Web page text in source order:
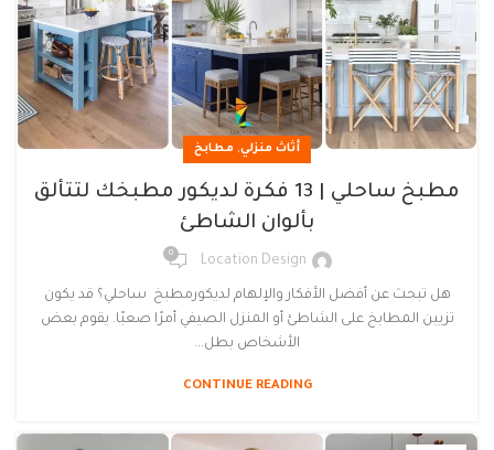
أثاث منزلي, مطابخ
مطبخ ساحلي | 13 فكرة لديكور مطبخك لتتألق
بألوان الشاطئ
Location Design
0
هل تبحث عن أفضل الأفكار والإلهام لديكورمطبخ ساحلي؟ قد يكون
تزيين المطابخ على الشاطئ أو المنزل الصيفي أمرًا صعبًا. يقوم بعض
الأشخاص بطل...
CONTINUE READING